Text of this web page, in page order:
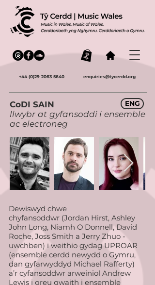
+44 (0)29 2063 5640 enquiries@tycerdd.org
CoDI SAIN
llwybr at gyfansoddi i ensemble
ac electroneg
ENG
Dewiswyd chwe
chyfansoddwr (Jordan Hirst, Ashley
John Long, Niamh O'Donnell, David
Roche, Joss Smith a Jerry Zhuo -
uwchben) i weithio gydag UPROAR
(ensemble cerdd newydd o Gymru,
dan gyfarwyddyd Michael Rafferty)
a’r cyfansoddwr arweiniol Andrew
Lewis i greu gwaith i ensemble